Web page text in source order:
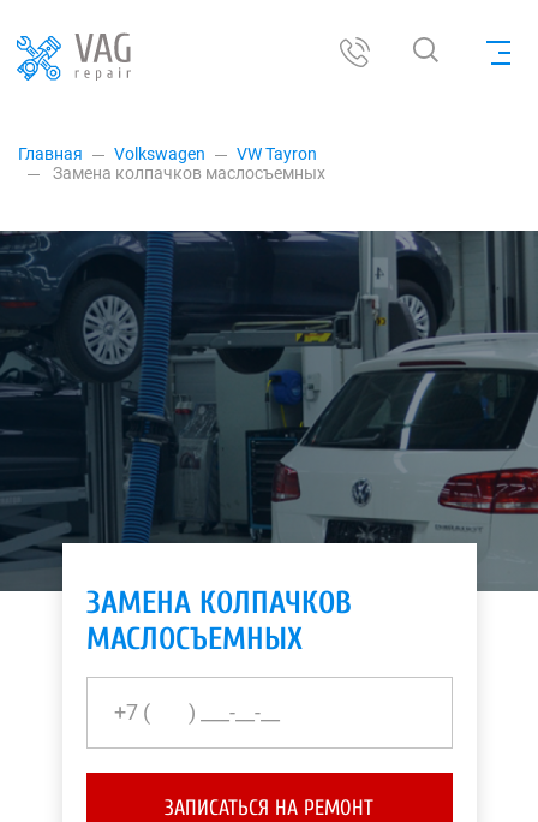
Главная Volkswagen
VW Tayron
Замена колпачков маслосъемных
ЗАМЕНА КОЛПАЧКОВ
МАСЛОСЪЕМНЫХ
ЗАПИСАТЬСЯ НА РЕМОНТ